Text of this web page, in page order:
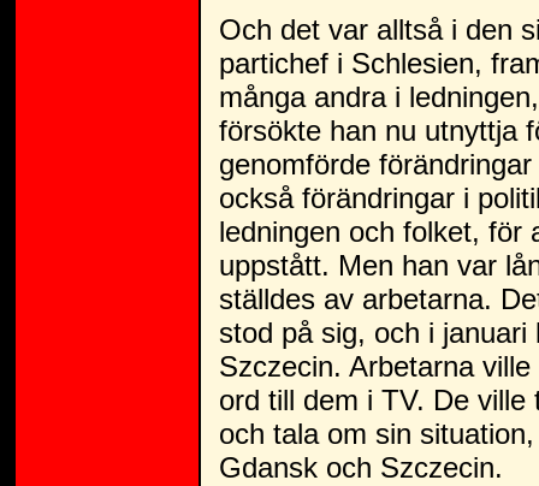
Och det var alltså i den
partichef i Schlesien,
många andra i
försökte han nu utnyttja
genomförde
också förändringar i
ledningen och folket, för
uppstått. Men han var
ställdes av arbetarna.
stod på sig, och i
Szczecin. Arbetarna
ord till dem i TV. De
och tala om sin
Gdansk och Szczecin.